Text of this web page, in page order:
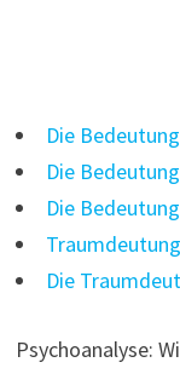
Die
Die
Die
Die
Psychoanalyse: